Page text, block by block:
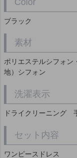
ブラック
素材
ポリエステルシフォン
地）シフォン
洗濯表示
ドライクリーニング
セット内容
ワンピースドレス